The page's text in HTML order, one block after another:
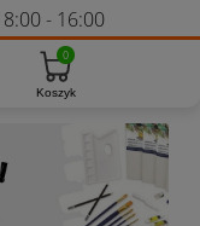
8:00 - 16:00